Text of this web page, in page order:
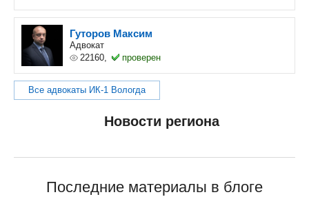
Гуторов Максим
Адвокат
22160,
проверен
Все адвокаты ИК-1 Вологда
Новости региона
Последние материалы в блоге